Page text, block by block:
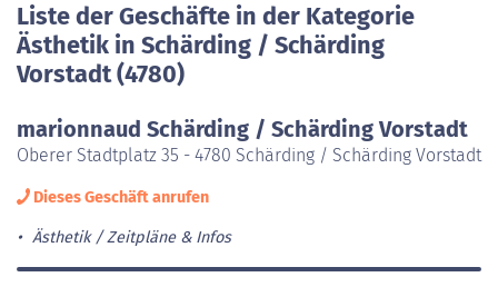
Liste der Geschäfte in der Kategorie
Ästhetik in Schärding / Schärding
Vorstadt (4780)
marionnaud Schärding / Schärding Vorstadt
Oberer Stadtplatz 35 - 4780 Schärding / Schärding Vorstadt
Dieses Geschäft anrufen
Ästhetik Zeitpläne & Infos